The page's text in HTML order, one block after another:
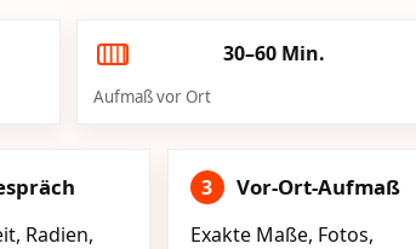
30–60 Min.
Aufmaß vor Ort
Radien,
3 Vor-Ort-Aufmaß
Exakte Maße, Fotos,